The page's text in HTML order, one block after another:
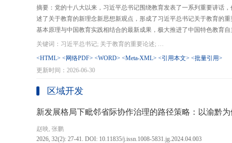
摘要：党的十八大以来，习近平总书记围绕教育发表了一系列重要讲话
述了关于教育的新理念新思想新观点，形成了习近平总书记关于教育的
基本原理与中国教育实践相结合的最新成果，极大推进了中国特色教育
现代化、建设教育强国提供了强大思想武器和行动指南，作出了重大原
在：第一，从价值论角度明确了教育在党和国家事业发展全局中的战略
值、社会价值、创新价值等五个方面创新性回答了新时代“为什么办教育
予了新时代教育发展的多重内涵，深刻揭示其根本性质、根本保证、根本
回答了新时代“办什么样的教育”的根本问题；第三，从方法论角度立足基
育改革创新的总体思路和战略部署，涵盖教育地位的确立、教育道路的选
划以及教育主体的培育，创新性回答了新时代“怎么办教育”的实践问题。
关键词：习近平总书记; 关于教育的重要论述; 教育强国; 《论教育》; 教育新质生产力; 教育人工智能
<HTML> <网络PDF> <WORD> <Meta-XML> <引用本文> <批量引用>
更新时间：2026-06-30
区域开发
新发展格局下毗邻省际协作治理的路径策略：以渝黔为
赵映, 张鹏
2026, 32(2): 27-41. DOI: 10.11835/j.issn.1008-5831.jg.2024.04.003